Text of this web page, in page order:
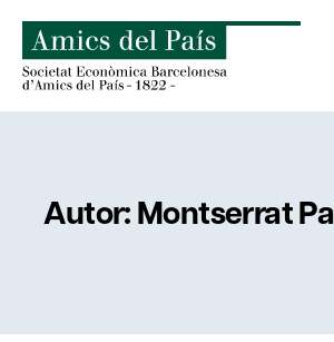
contenido
Autor: Montserrat